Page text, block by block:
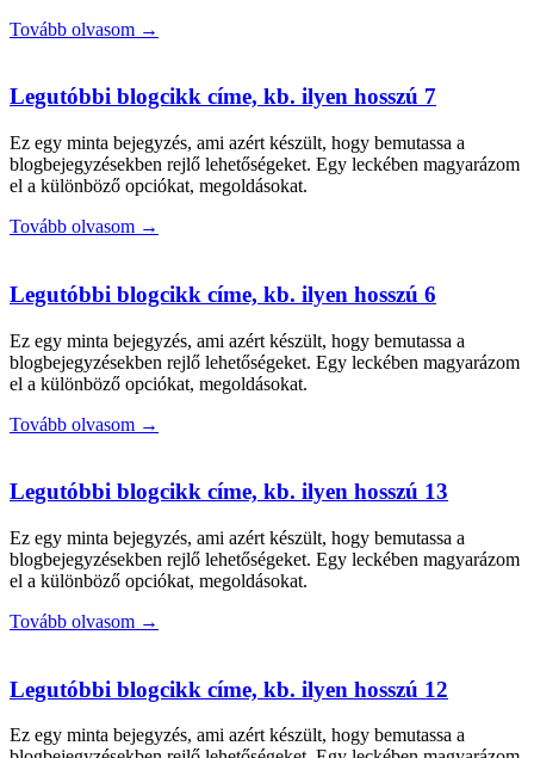
Tovább olvasom →
Legutóbbi blogcikk címe, kb. ilyen hosszú 7
Ez egy minta bejegyzés, ami azért készült, hogy bemutassa a
blogbejegyzésekben rejlő lehetőségeket. Egy leckében magyarázom
el a különböző opciókat, megoldásokat.
Tovább olvasom →
Legutóbbi blogcikk címe, kb. ilyen hosszú 6
Ez egy minta bejegyzés, ami azért készült, hogy bemutassa a
blogbejegyzésekben rejlő lehetőségeket. Egy leckében magyarázom
el a különböző opciókat, megoldásokat.
Tovább olvasom →
Legutóbbi blogcikk címe, kb. ilyen hosszú 13
Ez egy minta bejegyzés, ami azért készült, hogy bemutassa a
blogbejegyzésekben rejlő lehetőségeket. Egy leckében magyarázom
el a különböző opciókat, megoldásokat.
Tovább olvasom →
Legutóbbi blogcikk címe, kb. ilyen hosszú 12
Ez egy minta bejegyzés, ami azért készült, hogy bemutassa a